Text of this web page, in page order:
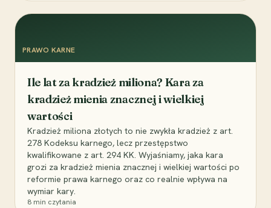
PRAWO KARNE
Ile lat za kradzież miliona? Kara za
kradzież mienia znacznej i wielkiej
wartości
Kradzież miliona złotych to nie zwykła kradzież z art.
278 Kodeksu karnego, lecz przestępstwo
kwalifikowane z art. 294 KK. Wyjaśniamy, jaka kara
grozi za kradzież mienia znacznej i wielkiej wartości po
reformie prawa karnego oraz co realnie wpływa na
wymiar kary.
8 min czytania